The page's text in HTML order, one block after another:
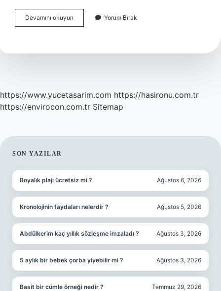
Devamını okuyun
Geldim
Yorum Bırak
https://www.yucetasarim.com https://hasironu.com.tr
https://envirocon.com.tr Sitemap
SIDEBAR
SON YAZILAR
Boyalık plajı ücretsiz mi ? Ağustos 6, 2026
Kronolojinin faydaları nelerdir ? Ağustos 5, 2026
Abdülkerim kaç yıllık sözleşme imzaladı ? Ağustos 3, 2026
5 aylık bir bebek çorba yiyebilir mi ? Ağustos 3, 2026
Basit bir cümle örneği nedir ? Temmuz 29, 2026